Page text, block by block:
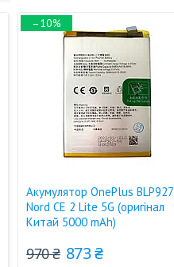
–10%
Акумулятор OnePlus BLP927
Nord CE 2 Lite 5G (оригінал
Китай 5000 mAh)
970 ₴ 873 ₴